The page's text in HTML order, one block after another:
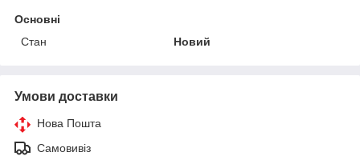
Основні
Стан
Новий
Умови доставки
Нова Пошта
Самовивіз